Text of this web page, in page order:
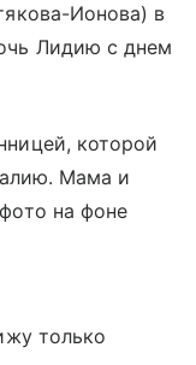
Ионова) в
Лидию с днем
которой
Мама и
на фоне
только